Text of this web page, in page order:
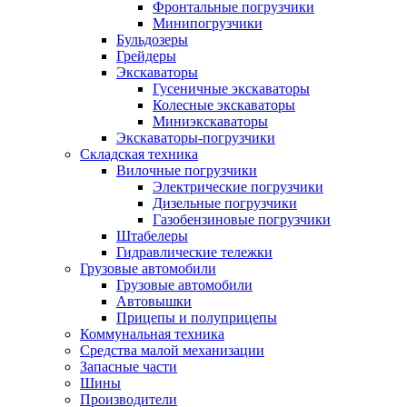
Фронтальные погрузчики
Минипогрузчики
Бульдозеры
Грейдеры
Экскаваторы
Гусеничные экскаваторы
Колесные экскаваторы
Миниэкскаваторы
Экскаваторы-погрузчики
Складская техника
Вилочные погрузчики
Электрические погрузчики
Дизельные погрузчики
Газобензиновые погрузчики
Штабелеры
Гидравлические тележки
Грузовые автомобили
Грузовые автомобили
Автовышки
Прицепы и полуприцепы
Коммунальная техника
Средства малой механизации
Запасные части
Шины
Производители